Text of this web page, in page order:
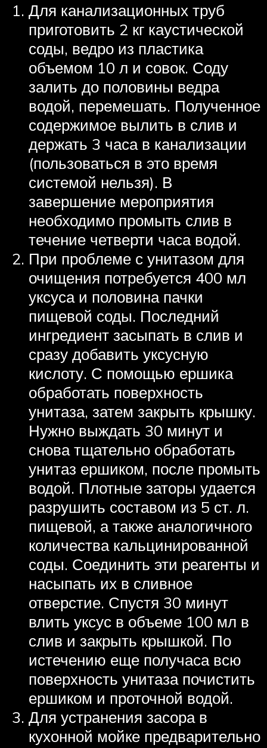
Для канализационных труб
приготовить 2 кг каустической
соды, ведро из пластика
объемом 10 л и совок. Соду
залить до половины ведра
водой, перемешать. Полученное
содержимое вылить в слив и
держать 3 часа в канализации
(пользоваться в это время
системой нельзя). В
завершение мероприятия
необходимо промыть слив в
течение четверти часа водой.
При проблеме с унитазом для
очищения потребуется 400 мл
уксуса и половина пачки
пищевой соды. Последний
ингредиент засыпать в слив и
сразу добавить уксусную
кислоту. С помощью ершика
обработать поверхность
унитаза, затем закрыть крышку.
Нужно выждать 30 минут и
снова тщательно обработать
унитаз ершиком, после промыть
водой. Плотные заторы удается
разрушить составом из 5 ст. л.
пищевой, а также аналогичного
количества кальцинированной
соды. Соединить эти реагенты и
насыпать их в сливное
отверстие. Спустя 30 минут
влить уксус в объеме 100 мл в
слив и закрыть крышкой. По
истечению еще получаса всю
поверхность унитаза почистить
ершиком и проточной водой.
Для устранения засора в
кухонной мойке предварительно